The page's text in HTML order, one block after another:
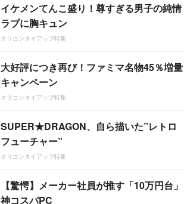
イケメンてんこ盛り！尊すぎる男子の純情
ラブに胸キュン
オリコンタイアップ特集
大好評につき再び！ファミマ名物45％増量
キャンペーン
オリコンタイアップ特集
SUPER★DRAGON、自ら描いた”レトロ
フューチャー”
オリコンタイアップ特集
【驚愕】メーカー社員が推す「10万円台」
神コスパPC